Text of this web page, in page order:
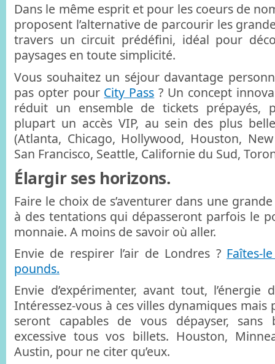
Dans le même esprit et pour les coeurs de
proposent l’alternative de parcourir les
travers un circuit prédéfini, idéal pour
paysages en toute simplicité.
Vous souhaitez un séjour davantage
pas opter pour City Pass ? Un concept
réduit un ensemble de tickets prépayés,
plupart un accès VIP, au sein des plus
(Atlanta, Chicago, Hollywood, Houston,
San Francisco, Seattle, Californie du Sud,
Élargir ses horizons.
Faire le choix de s’aventurer dans une
à des tentations qui dépasseront parfois le
monnaie. A moins de savoir où aller.
Envie de respirer l’air de Londres ? Faîtes-
pounds.
Envie d’expérimenter, avant tout, l’énergie
Intéressez-vous à ces villes dynamiques
seront capables de vous dépayser,
excessive tous vos billets. Houston,
Austin, pour ne citer qu’eux.